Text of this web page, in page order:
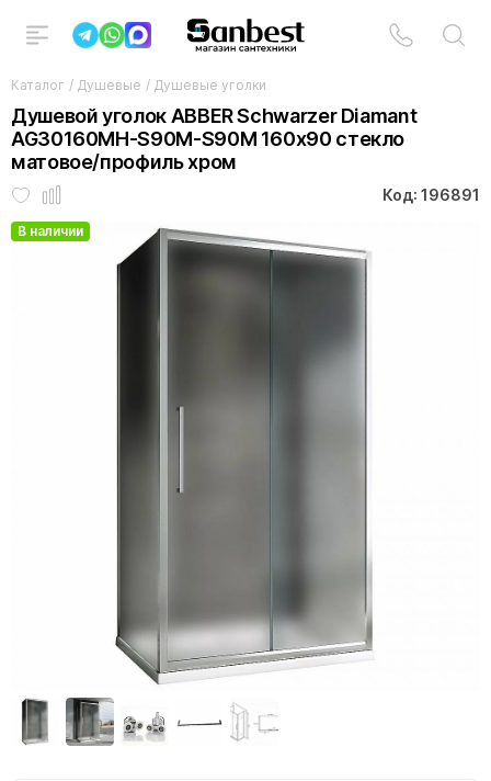
Каталог / Душевые / Душевые уголки
Душевой уголок ABBER Schwarzer Diamant
AG30160MH-S90M-S90M 160x90 стекло
матовое/профиль хром
Код: 196891
В наличии